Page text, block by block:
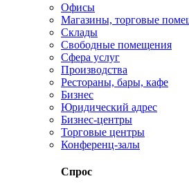
Офисы
Магазины, торговые
Склады
Свободные помещения
Сфера услуг
Производства
Рестораны, бары, кафе
Бизнес
Юридический адрес
Бизнес-центры
Торговые центры
Конференц-залы
Спрос